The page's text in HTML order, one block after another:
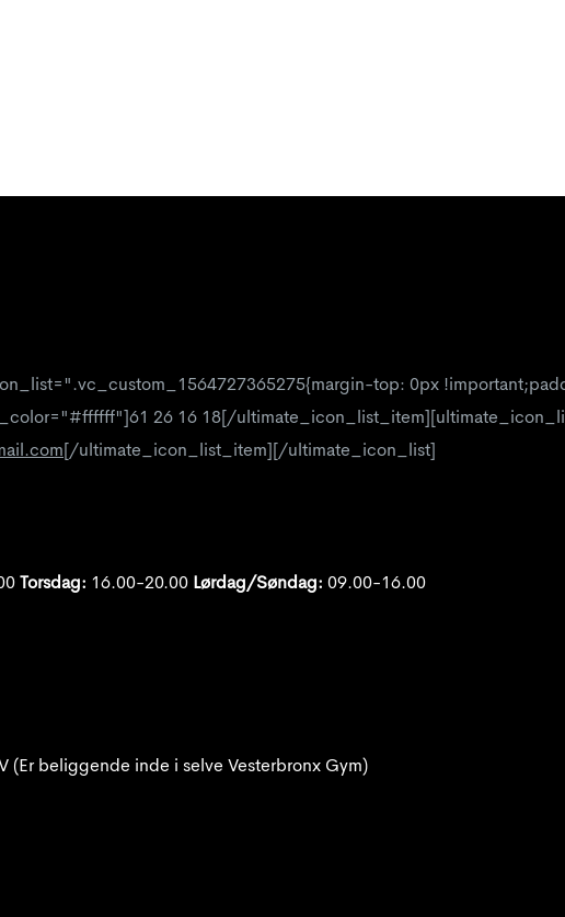
top: 0px
26 16 18[/
[/ultimate_icon_list_item][/ultimate_icon_list]
Torsdag: 16.00-20.00 Lørdag/Søndag: 09.00-16.00
(Er beliggende inde i selve Vesterbronx Gym)